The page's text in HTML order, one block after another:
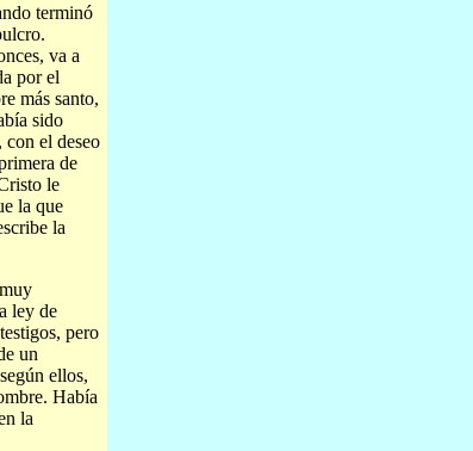
terminó
va a
por el
más santo,
sido
con el deseo
de
le
la que
la
ley de
pero
un
ellos,
Había
la